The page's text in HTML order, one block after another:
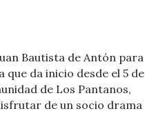
Bautista de Antón para
da inicio desde el 5 de
de Los Pantanos,
de un socio drama